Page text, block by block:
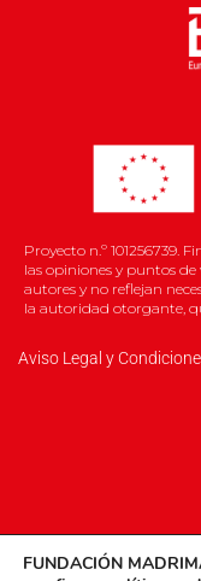
Proyecto n.º 101256739.
las opiniones y puntos
autores y no reflejan
la autoridad otorgante,
Aviso Legal y
FUNDACIÓN